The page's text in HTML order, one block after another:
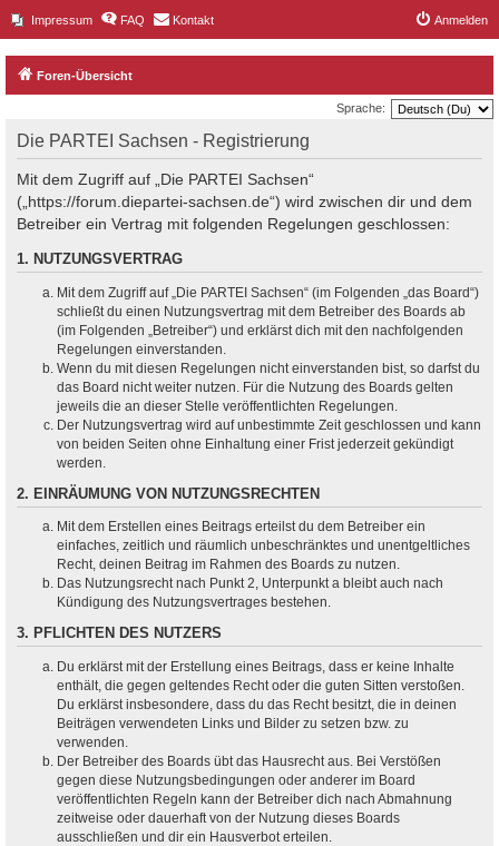
Impressum FAQ Kontakt Anmelden
Foren-Übersicht
Sprache:
Die PARTEI Sachsen - Registrierung
Mit dem Zugriff auf „Die PARTEI Sachsen“
(„https://forum.diepartei-sachsen.de“) wird zwischen dir und dem
Betreiber ein Vertrag mit folgenden Regelungen geschlossen:
1. NUTZUNGSVERTRAG
Mit dem Zugriff auf „Die PARTEI Sachsen“ (im Folgenden „das Board“)
schließt du einen Nutzungsvertrag mit dem Betreiber des Boards ab
(im Folgenden „Betreiber“) und erklärst dich mit den nachfolgenden
Regelungen einverstanden.
Wenn du mit diesen Regelungen nicht einverstanden bist, so darfst du
das Board nicht weiter nutzen. Für die Nutzung des Boards gelten
jeweils die an dieser Stelle veröffentlichten Regelungen.
Der Nutzungsvertrag wird auf unbestimmte Zeit geschlossen und kann
von beiden Seiten ohne Einhaltung einer Frist jederzeit gekündigt
werden.
2. EINRÄUMUNG VON NUTZUNGSRECHTEN
Mit dem Erstellen eines Beitrags erteilst du dem Betreiber ein
einfaches, zeitlich und räumlich unbeschränktes und unentgeltliches
Recht, deinen Beitrag im Rahmen des Boards zu nutzen.
Das Nutzungsrecht nach Punkt 2, Unterpunkt a bleibt auch nach
Kündigung des Nutzungsvertrages bestehen.
3. PFLICHTEN DES NUTZERS
Du erklärst mit der Erstellung eines Beitrags, dass er keine Inhalte
enthält, die gegen geltendes Recht oder die guten Sitten verstoßen.
Du erklärst insbesondere, dass du das Recht besitzt, die in deinen
Beiträgen verwendeten Links und Bilder zu setzen bzw. zu
verwenden.
Der Betreiber des Boards übt das Hausrecht aus. Bei Verstößen
gegen diese Nutzungsbedingungen oder anderer im Board
veröffentlichten Regeln kann der Betreiber dich nach Abmahnung
zeitweise oder dauerhaft von der Nutzung dieses Boards
ausschließen und dir ein Hausverbot erteilen.